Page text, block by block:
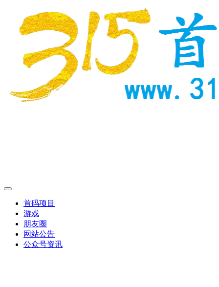
首码项目
游戏
朋友圈
网站公告
公众号资讯